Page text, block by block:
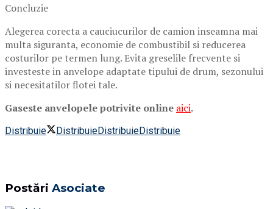
Concluzie
Alegerea corecta a cauciucurilor de camion inseamna mai
multa siguranta, economie de combustibil si reducerea
costurilor pe termen lung. Evita greselile frecvente si
investeste in anvelope adaptate tipului de drum, sezonului
si necesitatilor flotei tale.
Gaseste anvelopele potrivite online aici.
Distribuie DistribuieDistribuieDistribuie
Postări Asociate